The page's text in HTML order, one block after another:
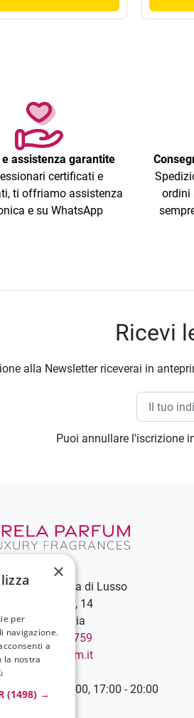
assistenza garantite
certificati e
ti offriamo assistenza
e su WhatsApp
ordini
Ricevi
alla Newsletter riceverai in
Puoi annullare l'iscrizione
- Profumeria di Lusso
Emanuele III, 14
Valentia - Italia
+39 0963 544759
9:00 - 13:00, 17:00 - 20:00
×
per
navigazione.
a
la nostra
(1498) →